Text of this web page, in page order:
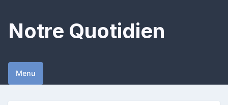
content
Notre Quotidien
Menu